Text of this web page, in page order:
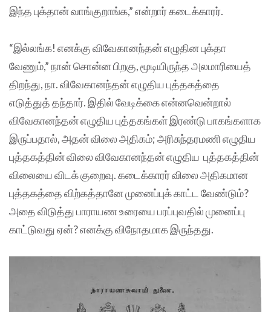
இந்த புக்தான் வாங்குறாங்க,” என்றார் கடைக்காரர்.
“இல்லங்க! எனக்கு விவேகானந்தன் எழுதின புக்தா
வேணும்,” நான் சொன்ன பிறகு, மூடியிருந்த அலமாரியைத்
திறந்து, நா. விவேகானந்தன் எழுதிய புத்தகத்தை
எடுத்துத் தந்தார். இதில் வேடிக்கை என்னவென்றால்
விவேகானந்தன் எழுதிய புத்தகங்கள் இரண்டு பாகங்களாக
இருப்பதால், அதன் விலை அதிகம்; அரிசுந்தரமணி எழுதிய
புத்தகத்தின் விலை விவேகானந்தன் எழுதிய புத்தகத்தின்
விலையை விடக் குறைவு. கடைக்காரர் விலை அதிகமான
புத்தகத்தை விற்கத்தானே முனைப்புக் காட்ட வேண்டும்?
அதை விடுத்து பாராயண உரையை பரப்புவதில் முனைப்பு
காட்டுவது ஏன்? எனக்கு விநோதமாக இருந்தது.